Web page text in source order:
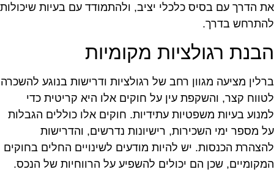
הדרך עם בסיס כלכלי יציב, ולהתמודד עם בעיות שיכולות
בדרך.
רגולציות מקומיות
מציעה מגוון רחב של רגולציות ודרישות בנוגע להשכרה
קצר, והשקפת עין על חוקים אלו היא קריטית כדי
בעיות משפטיות עתידיות. חוקים אלו כוללים הגבלות
מספר ימי השכירות, רישיונות נדרשים, והדרישות
הכנסות. יש להיות מודעים לשינויים החלים בחוקים
שכן הם יכולים להשפיע על הרווחיות של הנכס.